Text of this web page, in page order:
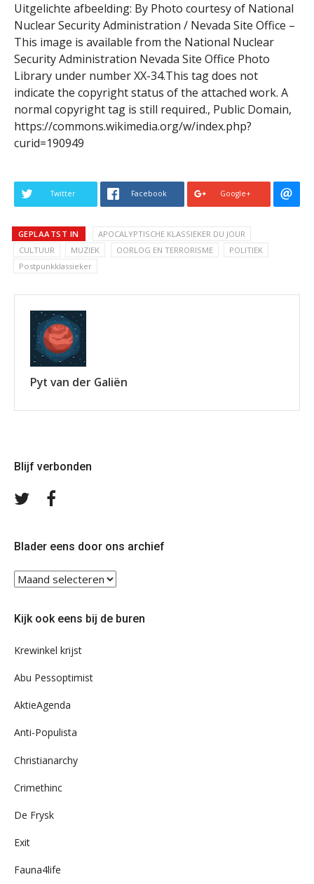
Uitgelichte afbeelding: By Photo courtesy of National
Nuclear Security Administration / Nevada Site Office –
This image is available from the National Nuclear
Security Administration Nevada Site Office Photo
Library under number XX-34.This tag does not
indicate the copyright status of the attached work. A
normal copyright tag is still required., Public Domain,
https://commons.wikimedia.org/w/index.php?
curid=190949
Twitter Facebook Google+
GEPLAATST IN
APOCALYPTISCHE KLASSIEKER DU JOUR
CULTUUR
MUZIEK OORLOG EN TERRORISME
POLITIEK
Postpunkklassieker
Pyt van der Galiën
Blijf verbonden
Volg
Blader eens door ons archief
Blader
eens
ons
Kijk ook eens bij de buren
Krewinkel krijst
Abu Pessoptimist
AktieAgenda
Anti-Populista
Christianarchy
Crimethinc
De Frysk
Exit
Fauna4life